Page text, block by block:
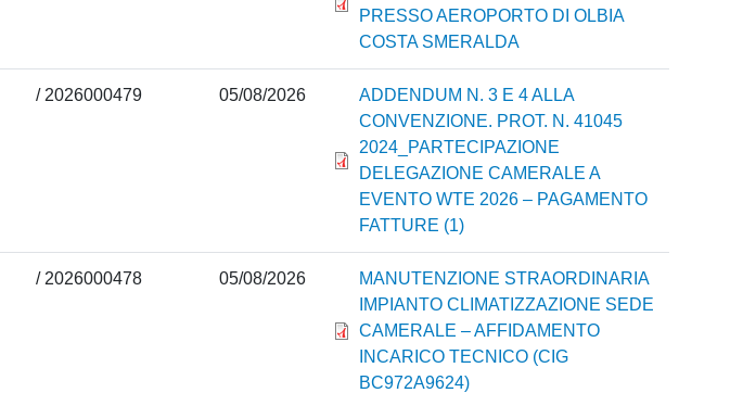
PRESSO AEROPORTO DI OLBIA
COSTA SMERALDA
/ 2026000479 05/08/2026
ADDENDUM N. 3 E 4 ALLA
CONVENZIONE. PROT. N. 41045
2024_PARTECIPAZIONE
DELEGAZIONE CAMERALE A
EVENTO WTE 2026 – PAGAMENTO
FATTURE (1)
/ 2026000478 05/08/2026
MANUTENZIONE STRAORDINARIA
IMPIANTO CLIMATIZZAZIONE SEDE
CAMERALE – AFFIDAMENTO
INCARICO TECNICO (CIG
BC972A9624)